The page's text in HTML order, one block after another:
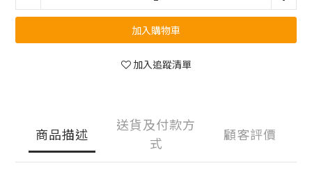
加入購物車
加入追蹤清單
商品描述
送貨及付款方
式
顧客評價